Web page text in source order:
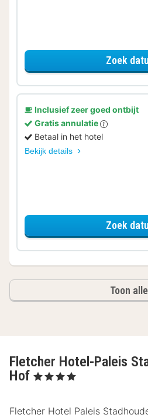
Zoek
Inclusief zeer goed ontbijt
Gratis annulatie
Betaal in het hotel
Bekijk details
Zoek
Toon
Fletcher Hotel-Paleis
Hof , 4 Sterren
Fletcher Hotel Paleis